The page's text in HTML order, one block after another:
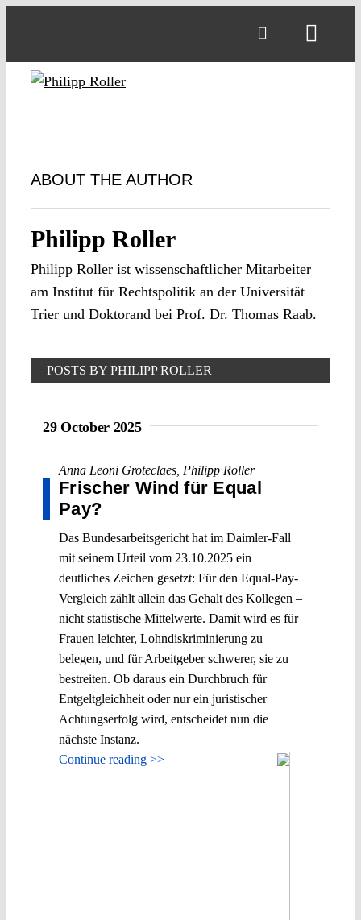
ABOUT THE AUTHOR
Philipp Roller
Philipp Roller ist wissenschaftlicher Mitarbeiter
am Institut für Rechtspolitik an der Universität
Trier und Doktorand bei Prof. Dr. Thomas Raab.
POSTS BY PHILIPP ROLLER
29 October 2025
Anna Leoni Groteclaes Philipp Roller
Frischer Wind für Equal
Pay?
Das Bundesarbeitsgericht hat im Daimler-Fall
mit seinem Urteil vom 23.10.2025 ein
deutliches Zeichen gesetzt: Für den Equal-Pay-
Vergleich zählt allein das Gehalt des Kollegen –
nicht statistische Mittelwerte. Damit wird es für
Frauen leichter, Lohndiskriminierung zu
belegen, und für Arbeitgeber schwerer, sie zu
bestreiten. Ob daraus ein Durchbruch für
Entgeltgleichheit oder nur ein juristischer
Achtungserfolg wird, entscheidet nun die
nächste Instanz.
Continue reading >>